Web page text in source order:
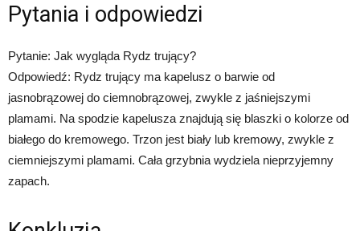
Pytania i odpowiedzi
Pytanie: Jak wygląda Rydz trujący?
Odpowiedź: Rydz trujący ma kapelusz o barwie od
jasnobrązowej do ciemnobrązowej, zwykle z jaśniejszymi
plamami. Na spodzie kapelusza znajdują się blaszki o kolorze od
białego do kremowego. Trzon jest biały lub kremowy, zwykle z
ciemniejszymi plamami. Cała grzybnia wydziela nieprzyjemny
zapach.